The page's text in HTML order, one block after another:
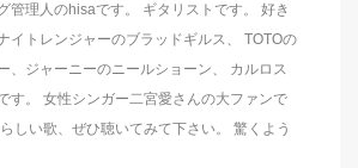
管理人のhisaです。 ギタリストです。 好き
イトレンジャーのブラッドギルス、 TOTOの
、ジャーニーのニールショーン、 カルロス
す。 女性シンガー二宮愛さんの大ファンで
しい歌、ぜひ聴いてみて下さい。 驚くよう